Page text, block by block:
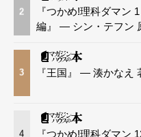
2
『つかめ!理科ダマン
編』 — シン・テフン
3 『王国』 — 湊かなえ
4
『つかめ!理科ダマン